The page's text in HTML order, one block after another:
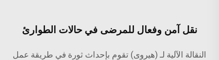
نقل آمن وفعال للمرضى في حالات الطوارئ
النقالة الآلية لـ (هيروى) تقوم بإحداث ثورة في طريقة عمل